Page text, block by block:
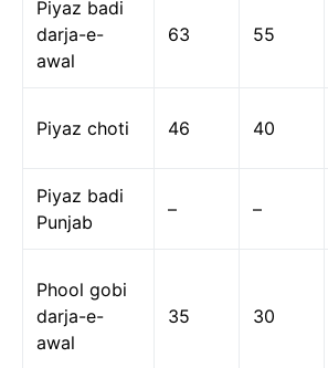
Piyaz badi
darja-e-
awal
63 55
Piyaz choti 46 40
Piyaz badi
Punjab
– –
Phool gobi
darja-e-
awal
35 30